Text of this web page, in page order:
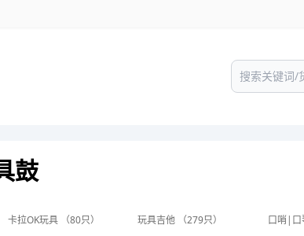
鼓
卡拉OK玩具 （80只） 玩具吉他 （279只）
口哨|口